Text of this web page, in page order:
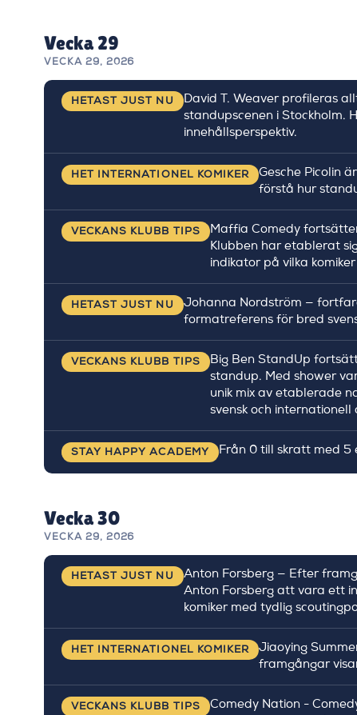
Vecka 29
VECKA 29, 2026
HETAST JUST NU
David T. Weaver profileras
standupscenen i Stockholm.
innehållsperspektiv.
HET INTERNATIONEL KOMIKER
Gesche Picolin
förstå hur
VECKANS KLUBB TIPS
Maffia Comedy
Klubben har etablerat
indikator på vilka
HETAST JUST NU
Johanna Nordström —
formatreferens för bred
VECKANS KLUBB TIPS
Big Ben StandUp
standup. Med shower
unik mix av etablerade
svensk och internationell
STAY HAPPY ACADEMY Från 0 till skratt med 5
Vecka 30
VECKA 29, 2026
HETAST JUST NU
Anton Forsberg — Efter
Anton Forsberg att vara ett
komiker med tydlig
HET INTERNATIONEL KOMIKER
Jiaoying
framgångar
VECKANS KLUBB TIPS
Comedy Nation -